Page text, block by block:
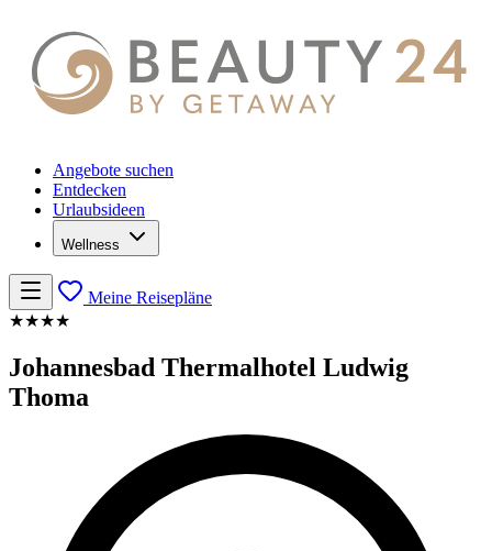
Angebote suchen
Entdecken
Urlaubsideen
Wellness
Meine Reisepläne
★★★★
Johannesbad Thermalhotel Ludwig
Thoma